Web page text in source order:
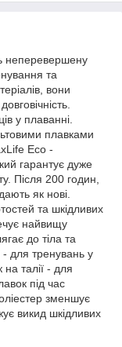
неперевершену
та
вони
у плаванні.
плавками
Eco -
гарантує дуже
Після 200 годин,
як нові.
та шкідливих
найвищу
до тіла та
- для тренувань у
талії - для
під час
зменшує
викид шкідливих